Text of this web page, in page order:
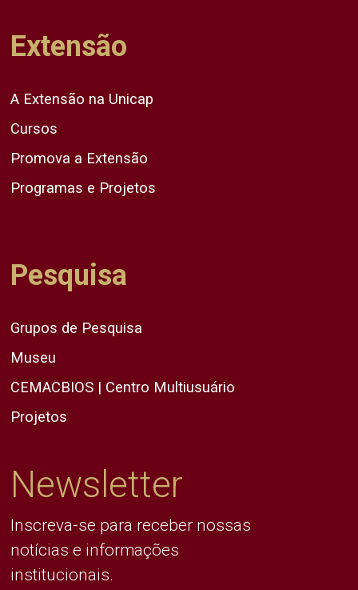
Extensão
A Extensão na Unicap
Cursos
Promova a Extensão
Programas e Projetos
Pesquisa
Grupos de Pesquisa
Museu
CEMACBIOS | Centro Multiusuário
Projetos
Newsletter
Inscreva-se para receber nossas
notícias e informações
institucionais.